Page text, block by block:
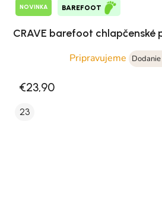
NOVINKA BAREFOOT
CRAVE barefoot chlapčenské
Pripravujeme
€23,90
23